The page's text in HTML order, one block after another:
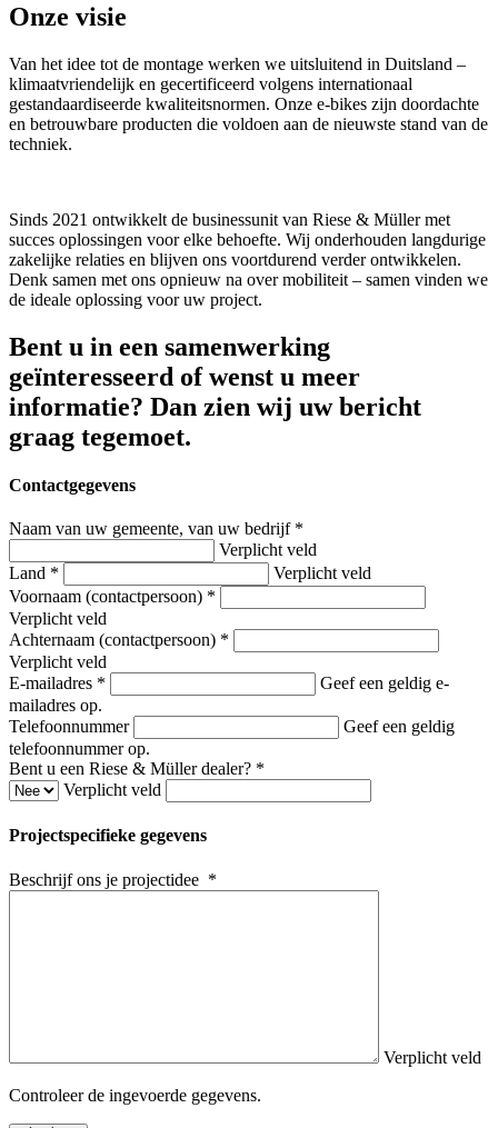
Onze visie
Van het idee tot de montage werken we uitsluitend in Duitsland –
klimaatvriendelijk en gecertificeerd volgens internationaal
gestandaardiseerde kwaliteitsnormen. Onze e-bikes zijn doordachte
en betrouwbare producten die voldoen aan de nieuwste stand van de
techniek.
Sinds 2021 ontwikkelt de businessunit van Riese & Müller met
succes oplossingen voor elke behoefte. Wij onderhouden langdurige
zakelijke relaties en blijven ons voortdurend verder ontwikkelen.
Denk samen met ons opnieuw na over mobiliteit – samen vinden we
de ideale oplossing voor uw project.
Bent u in een samenwerking
geïnteresseerd of wenst u meer
informatie? Dan zien wij uw bericht
graag tegemoet.
Contactgegevens
Naam van uw gemeente, van uw bedrijf *
Verplicht veld
Land *
Verplicht veld
Voornaam (contactpersoon) *
Verplicht veld
Achternaam (contactpersoon) *
Verplicht veld
E-mailadres *
Geef een geldig e-
mailadres op.
Telefoonnummer
Geef een geldig
telefoonnummer op.
Bent u een Riese & Müller dealer? *
Verplicht veld
Projectspecifieke gegevens
Beschrijf ons je projectidee *
Verplicht veld
Controleer de ingevoerde gegevens.